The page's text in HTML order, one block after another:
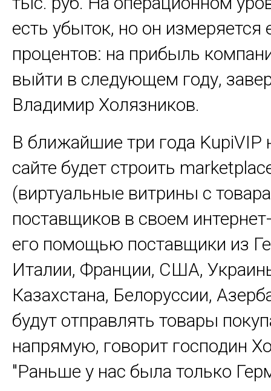
есть убыток, но он
процентов: на прибыль
выйти в следующем году,
Владимир Холязников.
В ближайшие три года KupiVIP
сайте будет строить
(виртуальные витрины с
поставщиков в своем
его помощью поставщики из
Италии, Франции, США,
Казахстана, Белоруссии,
будут отправлять товары
напрямую, говорит господин
"Раньше у нас была только